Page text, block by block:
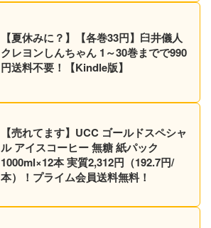
【夏休みに？】【各巻33円】臼井儀人
クレヨンしんちゃん 1～30巻までで990
円送料不要！【Kindle版】
【売れてます】UCC ゴールドスペシャ
ル アイスコーヒー 無糖 紙パック
1000ml×12本 実質2,312円（192.7円/
本）！プライム会員送料無料！